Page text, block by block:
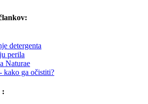
detergenta
perila
Naturae
kako ga očistiti?
: